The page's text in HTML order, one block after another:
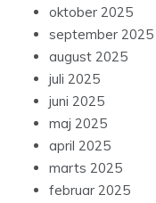
oktober 2025
september 2025
august 2025
juli 2025
juni 2025
maj 2025
april 2025
marts 2025
februar 2025